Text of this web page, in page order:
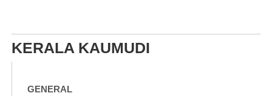
KERALA KAUMUDI
GENERAL